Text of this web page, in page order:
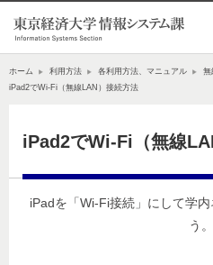
ホーム 利用方法 各利用方法、マニュアル
無
iPad2でWi-Fi（無線LAN）接続方法
iPad2でWi-Fi（無線
iPadを「Wi-Fi接続」にして学
う。